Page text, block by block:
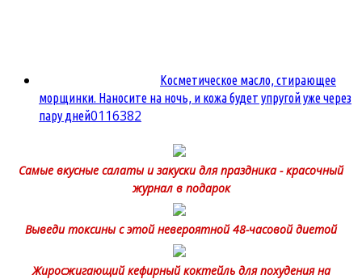
Косметическое масло, стирающее
морщинки. Наносите на ночь, и кожа будет упругой уже через
пару дней0116382
Самые вкусные салаты и закуски для праздника - красочный
журнал в подарок
Выведи токсины с этой невероятной 48-часовой диетой
Жиросжигающий кефирный коктейль для похудения на